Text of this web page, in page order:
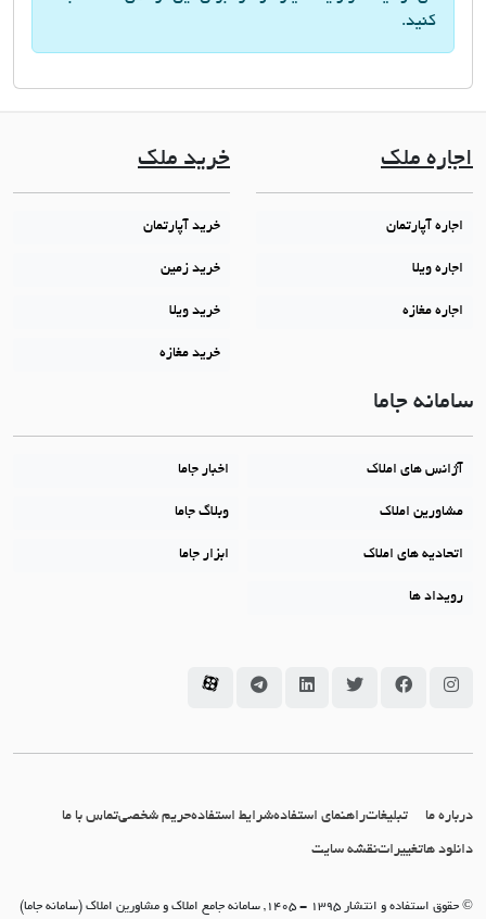
کنید.
اجاره ملک
اجاره آپارتمان
اجاره ویلا
اجاره مغازه
خرید ملک
خرید آپارتمان
خرید زمین
خرید ویلا
خرید مغازه
سامانه جاما
آژانس های املاک اخبار جاما
مشاورین املاک وبلاگ جاما
اتحادیه های املاک ابزار جاما
رویداد ها
سامانه جاما در اینستاگرام
سامانه جاما در فیسبوک
سامانه جاما در توئیتر
سامانه جاما در لینکداین
سامانه جاما در تلگرام
سامانه جاما در آپارات
درباره ما تبلیغاتراهنمای استفادهشرایط استفادهحریم شخصیتماس با ما
دانلود هاتغییراتنقشه سایت
© حقوق استفاده و انتشار 1395 - 1405, سامانه جامع املاک و مشاورین املاک (سامانه جاما)